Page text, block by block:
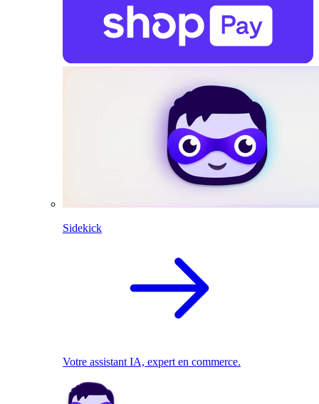
Sidekick
Votre assistant IA, expert en commerce.